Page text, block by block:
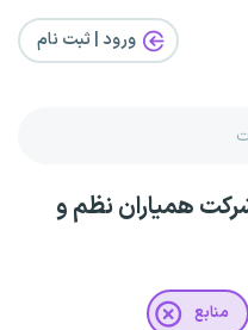
ورود | ثبت‌ نام
همیاران نظم و
منابع